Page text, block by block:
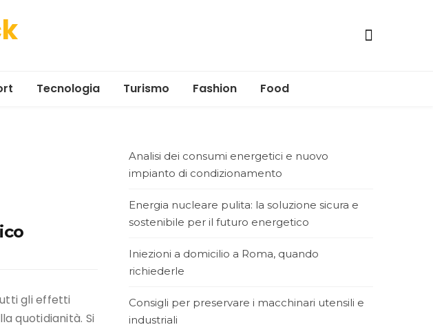
Tecnologia Turismo Fashion Food
gli effetti
quotidianità. Si
Analisi dei consumi energetici e nuovo
impianto di condizionamento
Energia nucleare pulita: la soluzione sicura e
sostenibile per il futuro energetico
Iniezioni a domicilio a Roma, quando
richiederle
Consigli per preservare i macchinari utensili e
industriali